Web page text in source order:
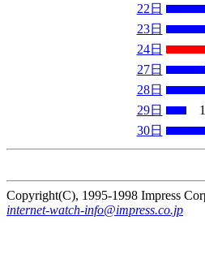
22日
23日
24日
27日
28日
29日
1
30日
Copyright(C), 1995-1998 Impress
internet-watch-info@impress.co.jp